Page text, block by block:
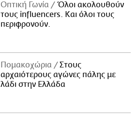
Οπτική Γωνία
Όλοι ακολουθούν
τους influencers. Και όλοι τους
περιφρονούν.
Πομακοχώρια
Στους
αρχαιότερους αγώνες πάλης με
λάδι στην Ελλάδα